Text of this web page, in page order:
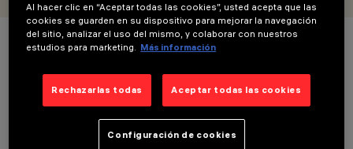
COLOR
Al hacer clic en “Aceptar todas las cookies”, usted acepta que las
cookies se guarden en su dispositivo para mejorar la navegación
del sitio, analizar el uso del mismo, y colaborar con nuestros
estudios para marketing. Más información
Rechazarlas todas Aceptar todas las cookies
Configuración de cookies